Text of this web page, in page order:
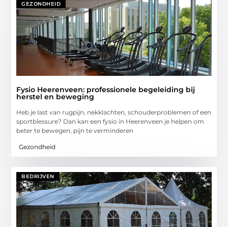
GEZONDHEID
Fysio Heerenveen: professionele begeleiding bij
herstel en beweging
Heb je last van rugpijn, nekklachten, schouderproblemen of een
sportblessure? Dan kan een fysio in Heerenveen je helpen om
beter te bewegen, pijn te verminderen
Gezondheid
BEDRIJVEN